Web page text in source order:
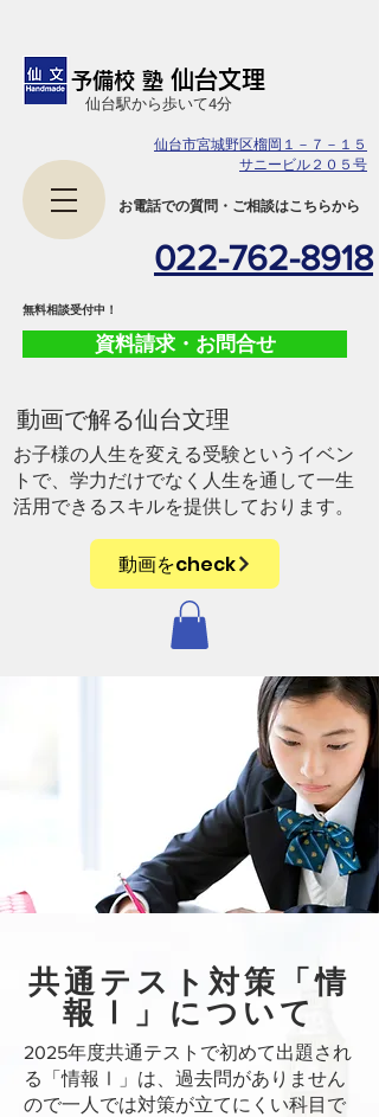
予備校 塾 仙台文理
022-762-8918
資料請求・お問合せ
​お電話での質問・ご相談はこちらから
​仙台駅から歩いて4分
​無料相談受付中！
仙台市宮城野区榴岡１－７－１５
サニービル２０５号
​動画で解る仙台文理
お子様の人生を変える受験というイベン
トで、学力だけでなく人生を通して一生
活用できるスキルを提供しております。
動画をcheck
共通テスト対策「情
報Ⅰ」について
2025年度共通テストで初めて出題され
る「情報Ⅰ」は、過去問がありません
ので一人では対策が立てにくい科目で